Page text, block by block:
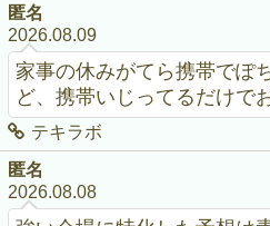
匿名
2026.08.09
家事の休みがてら携帯でぽ
ど、携帯いじってるだけで
テキラボ
匿名
2026.08.08